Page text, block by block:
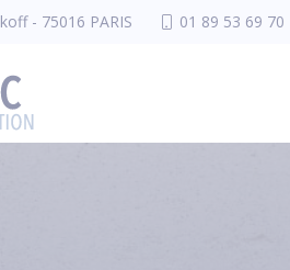
- 75016 PARIS 01 89 53 69 70